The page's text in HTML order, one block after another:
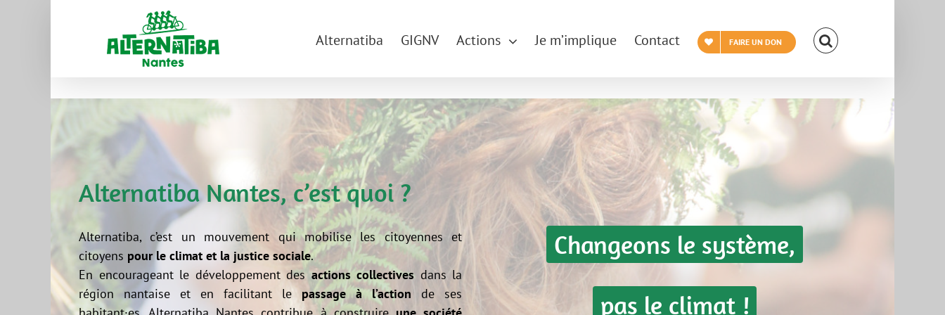
Alternatiba GIGNV Actions Je m’implique Contact FAIRE UN DON
Alternatiba Nantes, c’est quoi ?
Alternatiba, c’est un mouvement qui mobilise les citoyennes et
citoyens pour le climat et la justice sociale.
En encourageant le développement desactions collectivesdans la
région nantaise et en facilitant le passage à l’action de ses
Changeons le système,
pas le climat !